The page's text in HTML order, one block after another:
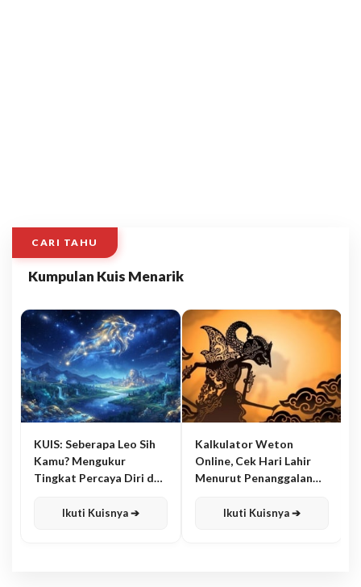
CARI TAHU
Kumpulan Kuis Menarik
KUIS: Seberapa Leo Sih
Kamu? Mengukur
Tingkat Percaya Diri dan
Ikuti Kuisnya ➔
Kalkulator Weton
Online, Cek Hari Lahir
Menurut Penanggalan
Ikuti Kuisnya ➔